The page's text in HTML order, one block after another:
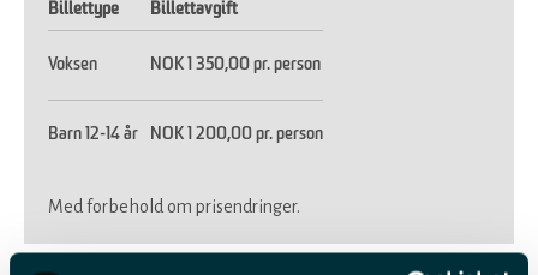
Billettype Billettavgift
Voksen NOK 1 350,00 pr. person
Barn 12-14 år NOK 1 200,00 pr. person
Med forbehold om prisendringer.